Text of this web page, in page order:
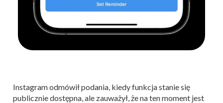
Instagram odmówił podania, kiedy funkcja stanie się
publicznie dostępna, ale zauważył, że na ten moment jest